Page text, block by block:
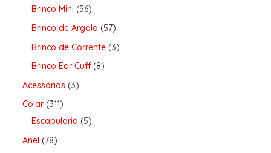
Brinco Mini 56
Brinco de Argola 57
Brinco de Corrente 3
Brinco Ear Cuff 8
Acessórios 3
Colar 311
Escapulario 5
Anel 78